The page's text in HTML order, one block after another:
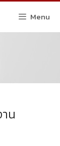
Menu
น